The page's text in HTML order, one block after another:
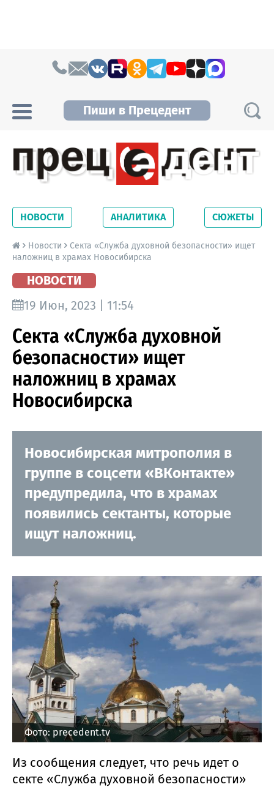
Пиши в Прецедент
Новосибирской области. Читайте свежие
новости на сайте сетевого издания
Precedent.
НОВОСТИ АНАЛИТИКА СЮЖЕТЫ
Новости
Секта «Служба духовной безопасности» ищет
наложниц в храмах Новосибирска
НОВОСТИ
19 Июн, 2023 | 11:54
Секта «Служба духовной
безопасности» ищет
наложниц в храмах
Новосибирска
Новосибирская митрополия в
группе в соцсети «ВКонтакте»
предупредила, что в храмах
появились сектанты, которые
ищут наложниц.
Фото: precedent.tv
Из сообщения следует, что речь идет о
секте «Служба духовной безопасности»